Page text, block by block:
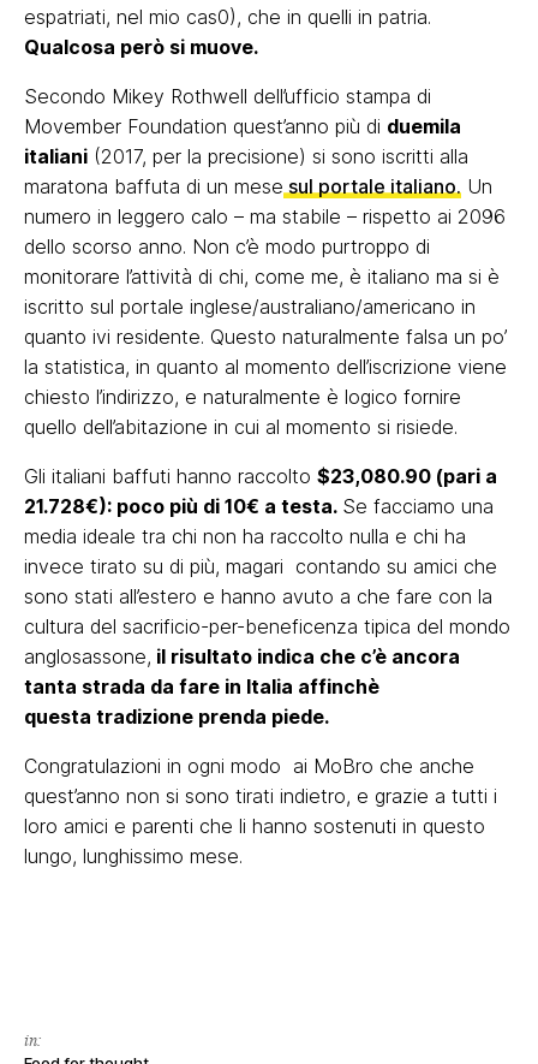
espatriati, nel mio cas0), che in quelli in patria.
Qualcosa però si muove.
Secondo Mikey Rothwell dell’ufficio stampa di
Movember Foundation quest’anno più di duemila
italiani (2017, per la precisione) si sono iscritti alla
maratona baffuta di un mese sul portale italiano. Un
numero in leggero calo – ma stabile – rispetto ai 2096
dello scorso anno. Non c’è modo purtroppo di
monitorare l’attività di chi, come me, è italiano ma si è
iscritto sul portale inglese/australiano/americano in
quanto ivi residente. Questo naturalmente falsa un po’
la statistica, in quanto al momento dell’iscrizione viene
chiesto l’indirizzo, e naturalmente è logico fornire
quello dell’abitazione in cui al momento si risiede.
Gli italiani baffuti hanno raccolto $23,080.90 (pari a
21.728€): poco più di 10€ a testa. Se facciamo una
media ideale tra chi non ha raccolto nulla e chi ha
invece tirato su di più, magari contando su amici che
sono stati all’estero e hanno avuto a che fare con la
cultura del sacrificio-per-beneficenza tipica del mondo
anglosassone, il risultato indica che c’è ancora
tanta strada da fare in Italia affinchè
questa tradizione prenda piede.
Congratulazioni in ogni modo ai MoBro che anche
quest’anno non si sono tirati indietro, e grazie a tutti i
loro amici e parenti che li hanno sostenuti in questo
lungo, lunghissimo mese.
in: